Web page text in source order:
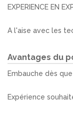
EXPERIENCE EN
A l'aise avec les
Avantages du
Embauche dès
Expérience